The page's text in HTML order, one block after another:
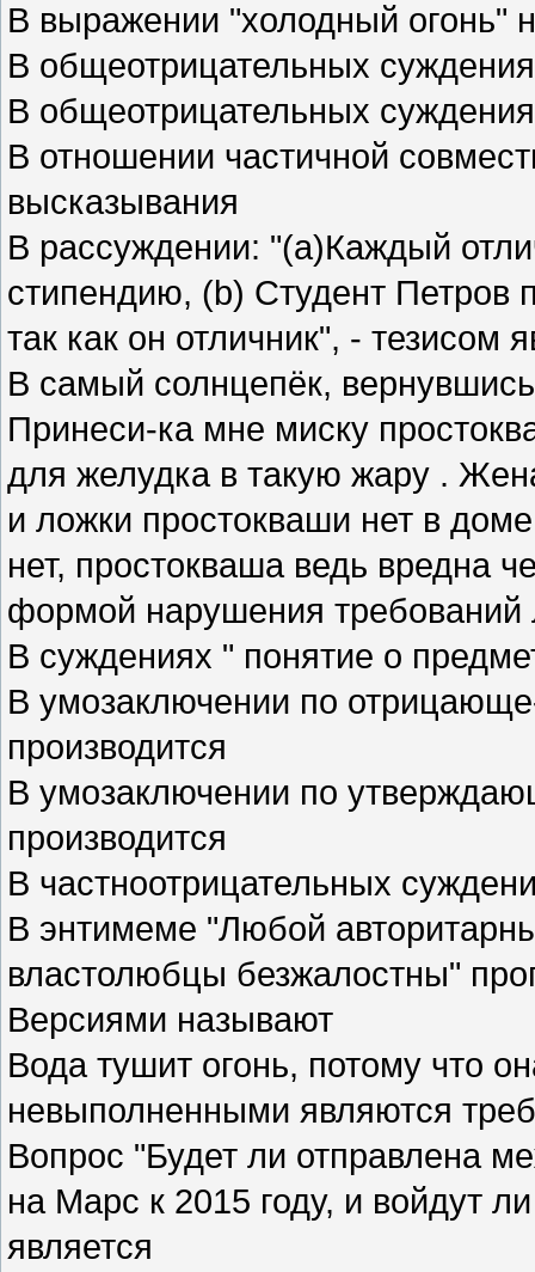
В выражении "холодный огонь"
В общеотрицательных
В общеотрицательных
В отношении частичной
высказывания
В рассуждении: "(а)Каждый
стипендию, (b) Студент
так как он отличник", - тезисом
В самый солнцепёк,
Принеси-ка мне миску
для желудка в такую жару .
и ложки простокваши нет в
нет, простокваша ведь вредна
формой нарушения требований
В суждениях " понятие о
В умозаключении по
производится
В умозаключении по
производится
В частноотрицательных
В энтимеме "Любой
властолюбцы безжалостны"
Версиями называют
Вода тушит огонь, потому что
невыполненными являются
Вопрос "Будет ли отправлена
на Марс к 2015 году, и войдут
является